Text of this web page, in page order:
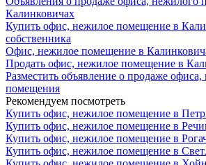
Калинковичах
Купить офис, нежилое помещение в
собственника
Офис, нежилое помещение в
Продать офис, нежилое помещение в
Разместить объявление о продаже
помещения
Рекомендуем посмотреть
Купить офис, нежилое помещение в
Купить офис, нежилое помещение в
Купить офис, нежилое помещение в
Купить офис, нежилое помещение в